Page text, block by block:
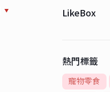
LikeBox
熱門標籤
寵物零食